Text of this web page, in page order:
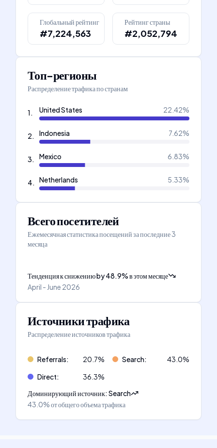
Глобальный рейтинг
#7,224,563
Рейтинг страны
#2,052,794
Топ-регионы
Распределение трафика по странам
1. United States 22.42%
2. Indonesia 7.62%
3. Mexico 6.83%
4. Netherlands 5.33%
Всего посетителей
Ежемесячная статистика посещений за последние 3
месяца
Тенденция к снижениюby48.9%в этом месяце
April - June 2026
Источники трафика
Распределение источников трафика
Referrals: 20.7% Search: 43.0%
Direct: 36.3%
Доминирующий источник:Search
43.0%от общего объема трафика